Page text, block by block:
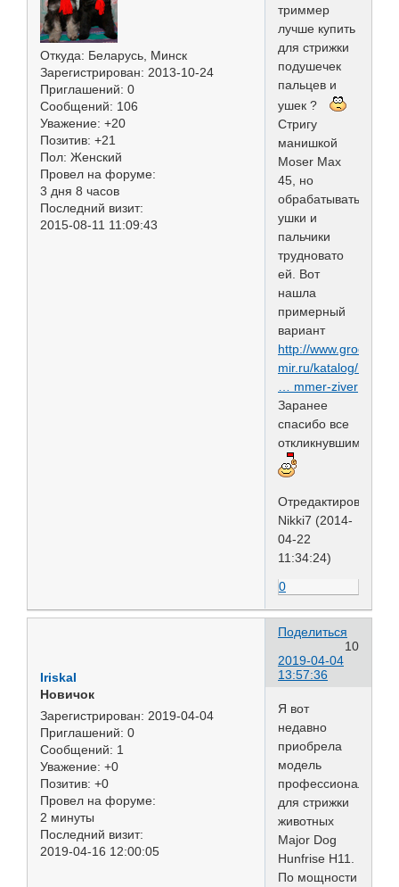
Откуда: Беларусь, Минск
Зарегистрирован: 2013-10-24
Приглашений: 0
Сообщений: 106
Уважение: +20
Позитив: +21
Пол: Женский
Провел на форуме:
3 дня 8 часов
Последний визит:
2015-08-11 11:09:43
триммер
лучше купить
для стрижки
подушечек
пальцев и
ушек ?
Стригу
манишкой
Moser Max
45, но
обрабатывать
ушки и
пальчики
трудновато
ей. Вот
нашла
примерный
вариант
http://www.groom-
mir.ru/katalog/
… mmer-ziver
Заранее
спасибо все
откликнувшимся
Отредактировано
Nikki7 (2014-
04-22
11:34:24)
0
Поделиться
10
2019-04-04
13:57:36
IriskaI
Новичок
Зарегистрирован: 2019-04-04
Приглашений: 0
Сообщений: 1
Уважение: +0
Позитив: +0
Провел на форуме:
2 минуты
Последний визит:
2019-04-16 12:00:05
Я вот
недавно
приобрела
модель
профессиональную
для стрижки
животных
Major Dog
Hunfrise H11.
По мощности